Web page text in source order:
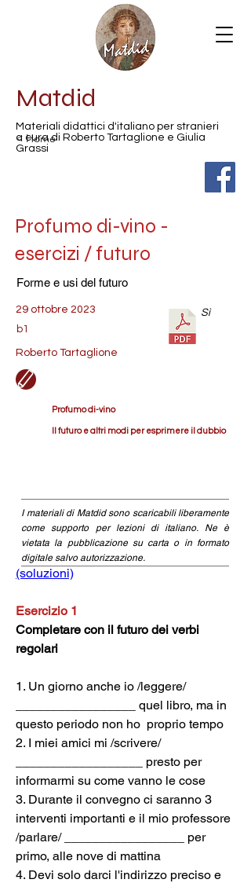
Matdid
Materiali didattici d'italiano per stranieri
a cura di Roberto Tartaglione e Giulia
Grassi
< Home
Profumo di-vino -
esercizi / futuro
Forme e usi del futuro
29 ottobre 2023
b1
Roberto Tartaglione
Sì
Profumo di-vino
Il futuro e altri modi per esprimere il dubbio
I materiali di Matdid sono scaricabili liberamente
come supporto per lezioni di italiano. Ne è
vietata la pubblicazione su carta o in formato
digitale salvo autorizzazione.
(soluzioni)
Esercizio 1
Completare con il futuro dei verbi
regolari
1. Un giorno anche io /leggere/
_________________ quel libro, ma in
questo periodo non ho  proprio tempo
2. I miei amici mi /scrivere/
__________________ presto per
informarmi su come vanno le cose
3. Durante il convegno ci saranno 3
interventi importanti e il mio professore
/parlare/ _________________ per
primo, alle nove di mattina
4. Devi solo darci l'indirizzo preciso e